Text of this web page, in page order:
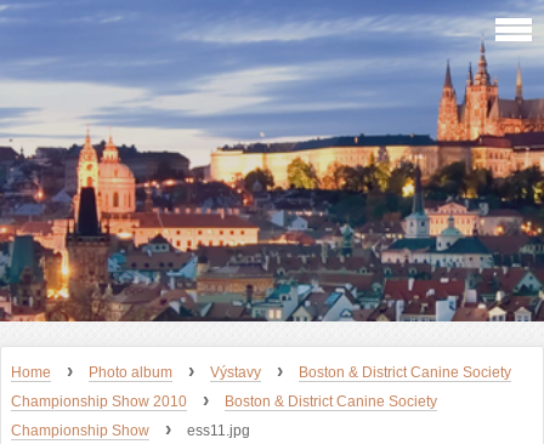
Home › Photo album › Výstavy ›
Boston & District Canine Society
Championship Show 2010
›
Boston & District Canine Society
Championship Show
› ess11.jpg